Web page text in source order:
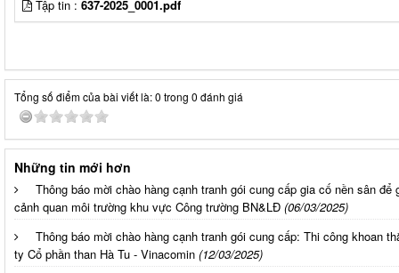
Tập tin : 637-2025_0001.pdf
Tổng số điểm của bài viết là: 0 trong 0 đánh giá
Những tin mới hơn
Thông báo mời chào hàng cạnh tranh gói cung cấp gia cố nền sân
cảnh quan môi trường khu vực Công trường BN&LĐ (06/03/2025)
Thông báo mời chào hàng cạnh tranh gói cung cấp: Thi công khoan
ty Cổ phần than Hà Tu - Vinacomin (12/03/2025)